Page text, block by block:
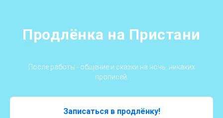
Продлёнка на Пристани
После работы - общение и сказки на ночь, никаких
прописей.
Записаться в продлёнку!